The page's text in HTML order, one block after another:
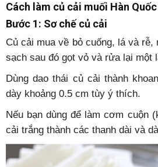
Cách làm củ cải muối Hàn Quốc
Bước 1: Sơ chế củ cải
Củ cải mua về bỏ cuống, lá và
sạch sau đó gọt vỏ và rửa lại một
Dùng dao thái củ cải thành
dày khoảng 0.5 cm tùy ý thích.
Nếu bạn dùng để làm cơm cuộn
cải trắng thành các thanh dài và